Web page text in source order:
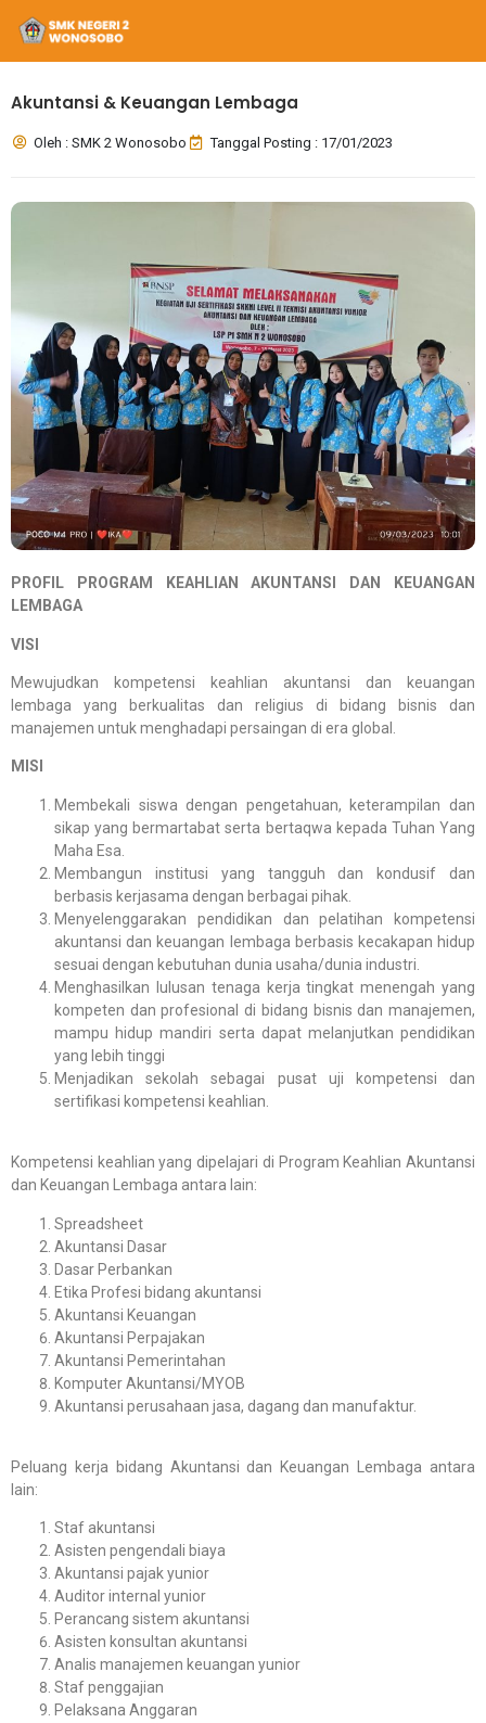
Akuntansi & Keuangan Lembaga
Oleh : SMK 2 Wonosobo Tanggal Posting : 17/01/2023
PROFIL PROGRAM KEAHLIAN AKUNTANSI DAN KEUANGAN
LEMBAGA
VISI
Mewujudkan kompetensi keahlian akuntansi dan keuangan
lembaga yang berkualitas dan religius di bidang bisnis dan
manajemen untuk menghadapi persaingan di era global.
MISI
Membekali siswa dengan pengetahuan, keterampilan dan
sikap yang bermartabat serta bertaqwa kepada Tuhan Yang
Maha Esa.
Membangun institusi yang tangguh dan kondusif dan
berbasis kerjasama dengan berbagai pihak.
Menyelenggarakan pendidikan dan pelatihan kompetensi
akuntansi dan keuangan lembaga berbasis kecakapan hidup
sesuai dengan kebutuhan dunia usaha/dunia industri.
Menghasilkan lulusan tenaga kerja tingkat menengah yang
kompeten dan profesional di bidang bisnis dan manajemen,
mampu hidup mandiri serta dapat melanjutkan pendidikan
yang lebih tinggi
Menjadikan sekolah sebagai pusat uji kompetensi dan
sertifikasi kompetensi keahlian.
Kompetensi keahlian yang dipelajari di Program Keahlian Akuntansi
dan Keuangan Lembaga antara lain:
Spreadsheet
Akuntansi Dasar
Dasar Perbankan
Etika Profesi bidang akuntansi
Akuntansi Keuangan
Akuntansi Perpajakan
Akuntansi Pemerintahan
Komputer Akuntansi/MYOB
Akuntansi perusahaan jasa, dagang dan manufaktur.
Peluang kerja bidang Akuntansi dan Keuangan Lembaga antara
lain:
Staf akuntansi
Asisten pengendali biaya
Akuntansi pajak yunior
Auditor internal yunior
Perancang sistem akuntansi
Asisten konsultan akuntansi
Analis manajemen keuangan yunior
Staf penggajian
Pelaksana Anggaran